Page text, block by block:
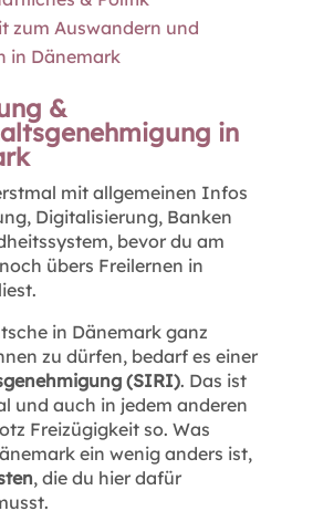
zum Auswandern und
in Dänemark
&
in
mit allgemeinen Infos
Digitalisierung, Banken
bevor du am
übers Freilernen in
in Dänemark ganz
zu dürfen, bedarf es einer
(SIRI). Das ist
und auch in jedem anderen
Freizügigkeit so. Was
ein wenig anders ist,
, die du hier dafür